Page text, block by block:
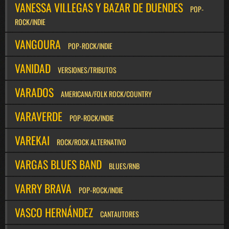
VANESSA VILLEGAS Y BAZAR DE DUENDES
POP-
ROCK/INDIE
VANGOURA POP-ROCK/INDIE
VANIDAD VERSIONES/TRIBUTOS
VARADOS AMERICANA/FOLK ROCK/COUNTRY
VARAVERDE POP-ROCK/INDIE
VAREKAI ROCK/ROCK ALTERNATIVO
VARGAS BLUES BAND BLUES/RNB
VARRY BRAVA POP-ROCK/INDIE
VASCO HERNÁNDEZ CANTAUTORES